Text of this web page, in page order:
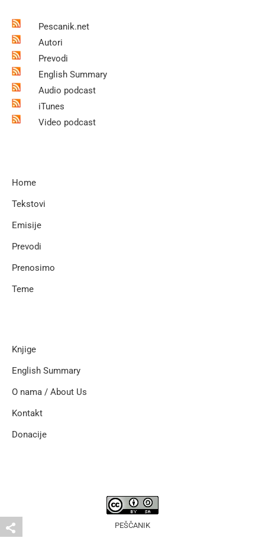
Pescanik.net
Autori
Prevodi
English Summary
Audio podcast
iTunes
Video podcast
Home
Tekstovi
Emisije
Prevodi
Prenosimo
Teme
Knjige
English Summary
O nama / About Us
Kontakt
Donacije
PEŠČANIK